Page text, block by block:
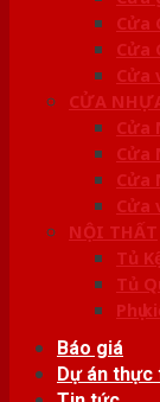
Cửa
Cửa
Cửa
CỬA
Cửa
Cửa
Cửa
Cửa
NỘI THẤT
Tủ
Tủ
Phụ
Báo giá
Dự án thực